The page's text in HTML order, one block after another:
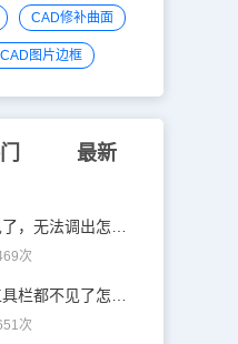
CAD修补曲面
CAD图片边框
最新
次
次